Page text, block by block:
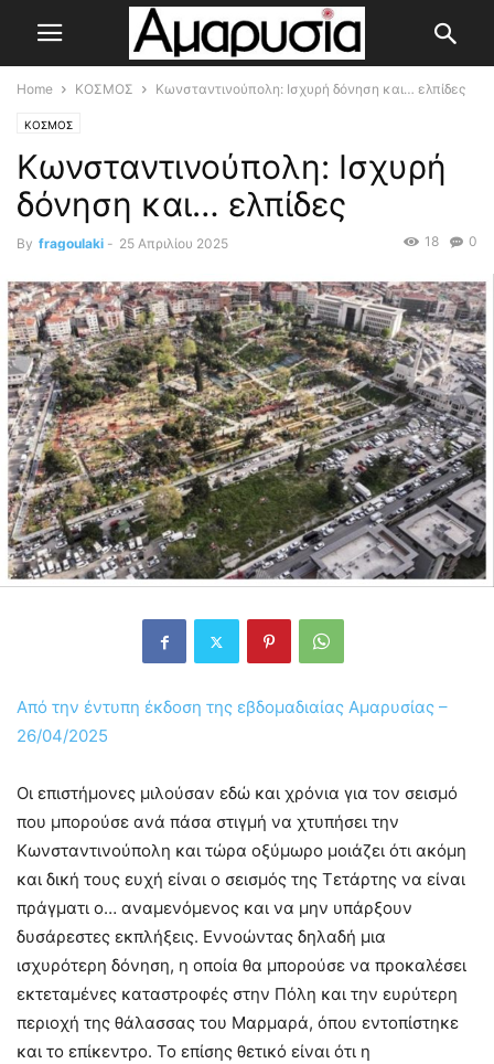
Home ΚΟΣΜΟΣ Κωνσταντινούπολη: Ισχυρή δόνηση και… ελπίδες
ΚΟΣΜΟΣ
Κωνσταντινούπολη: Ισχυρή
δόνηση και… ελπίδες
By fragoulaki - 25 Απριλίου 2025 0
18
Από την έντυπη έκδοση της εβδομαδιαίας Αμαρυσίας –
26/04/2025
Οι επιστήμονες μιλούσαν εδώ και χρόνια για τον σεισμό
που μπορούσε ανά πάσα στιγμή να χτυπήσει την
Κωνσταντινούπολη και τώρα οξύμωρο μοιάζει ότι ακόμη
και δική τους ευχή είναι ο σεισμός της Τετάρτης να είναι
πράγματι ο… αναμενόμενος και να μην υπάρξουν
δυσάρεστες εκπλήξεις. Εννοώντας δηλαδή μια
ισχυρότερη δόνηση, η οποία θα μπορούσε να προκαλέσει
εκτεταμένες καταστροφές στην Πόλη και την ευρύτερη
περιοχή της θάλασσας του Μαρμαρά, όπου εντοπίστηκε
και το επίκεντρο. Το επίσης θετικό είναι ότι η